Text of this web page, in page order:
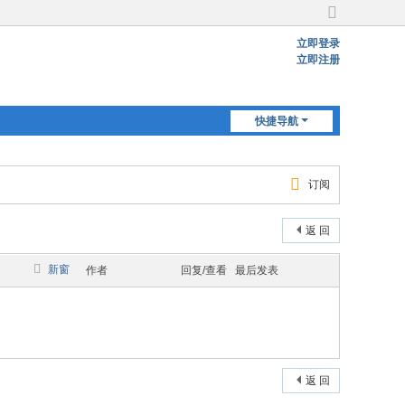
切
换
到
立即登录
立即注册
快捷导航
订阅
返 回
新窗 作者 回复/查看 最后发表
返 回